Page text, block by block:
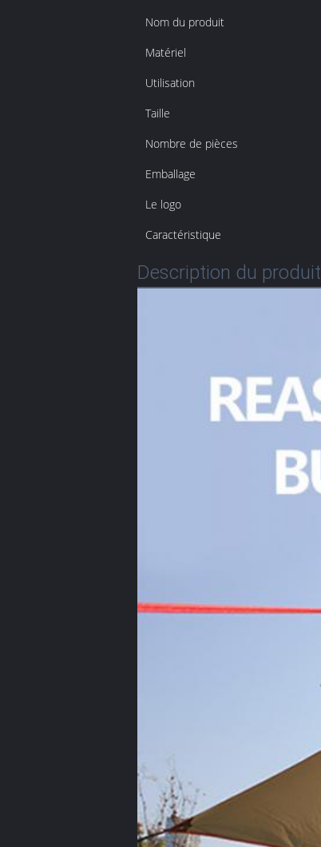
Nom du produit
Matériel
Utilisation
Taille
Nombre de pièces
Emballage
Le logo
Caractéristique
Description du produit